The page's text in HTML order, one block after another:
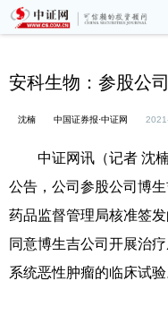
安科生物：参股公
沈楠 中国证券报·中证网
中证网讯（记者 沈楠
公告，公司参股公司博
药品监督管理局核准签
同意博生吉公司开展治
系统恶性肿瘤的临床试验